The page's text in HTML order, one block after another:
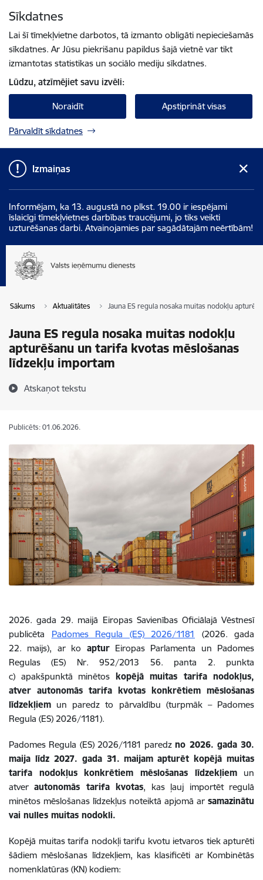
Sīkdatnes
Lai šī tīmekļvietne darbotos, tā izmanto obligāti nepieciešamās
sīkdatnes. Ar Jūsu piekrišanu papildus šajā vietnē var tikt
izmantotas statistikas un sociālo mediju sīkdatnes.
Lūdzu, atzīmējiet savu izvēli:
Noraidīt Apstiprināt visas
Pārvaldīt sīkdatnes
Izmaiņas
Informējam, ka 13. augustā no plkst. 19.00 ir iespējami
īslaicīgi tīmekļvietnes darbības traucējumi, jo tiks veikti
uzturēšanas darbi. Atvainojamies par sagādātajām neērtībām!
Sākums Aktualitātes Jauna ES regula nosaka muitas nodokļu
Jauna ES regula nosaka muitas nodokļu
apturēšanu un tarifa kvotas mēslošanas
līdzekļu importam
Atskaņot tekstu
Publicēts: 01.06.2026.
2026. gada 29. maijā Eiropas Savienības Oficiālajā Vēstnesī
publicēta Padomes Regula (ES) 2026/1181
(2026. gada
22. maijs), ar ko apturEiropas Parlamenta un Padomes
Regulas (ES) Nr. 952/2013 56. panta 2. punkta
c) apakšpunktā minētos kopējā muitas tarifa nodokļus,
atver autonomās tarifa kvotas konkrētiem mēslošanas
līdzekļiem un paredz to pārvaldību (turpmāk – Padomes
Regula (ES) 2026/1181).
Padomes Regula (ES) 2026/1181 paredzno 2026. gada 30.
maija līdz 2027. gada 31. maijam apturēt kopējā muitas
tarifa nodokļus konkrētiem mēslošanas līdzekļiem un
atverautonomās tarifa kvotas, kas ļauj importēt regulā
minētos mēslošanas līdzekļus noteiktā apjomā ar samazinātu
vai nulles muitas nodokli.
Kopējā muitas tarifa nodokļi tarifu kvotu ietvaros tiek apturēti
šādiem mēslošanas līdzekļiem, kas klasificēti ar Kombinētās
nomenklatūras (KN) kodiem: